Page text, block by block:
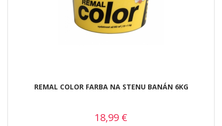
REMAL COLOR FARBA NA STENU BANÁN 6KG
18,99 €